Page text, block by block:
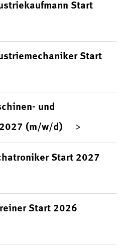
Start
Start
und
(m/w/d)
Start 2027
Start 2026